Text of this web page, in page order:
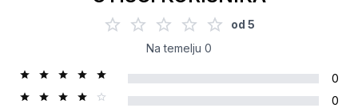
od 5
Na temelju 0
0
0